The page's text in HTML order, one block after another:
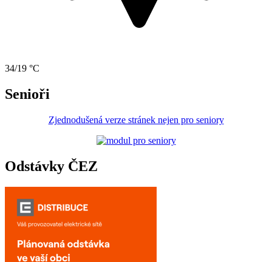
34/19 °C
Senioři
Zjednodušená verze stránek nejen pro seniory
Odstávky ČEZ